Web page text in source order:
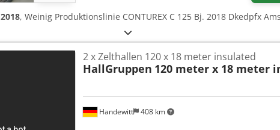
2018, Weinig Produktionslinie CONTUREX C 125 Bj. 2018 Dkedpfx
Handewitt 408 km
2 x Zelthallen 120 x 18 meter insulated
HallGruppen 120 meter x 18 meter